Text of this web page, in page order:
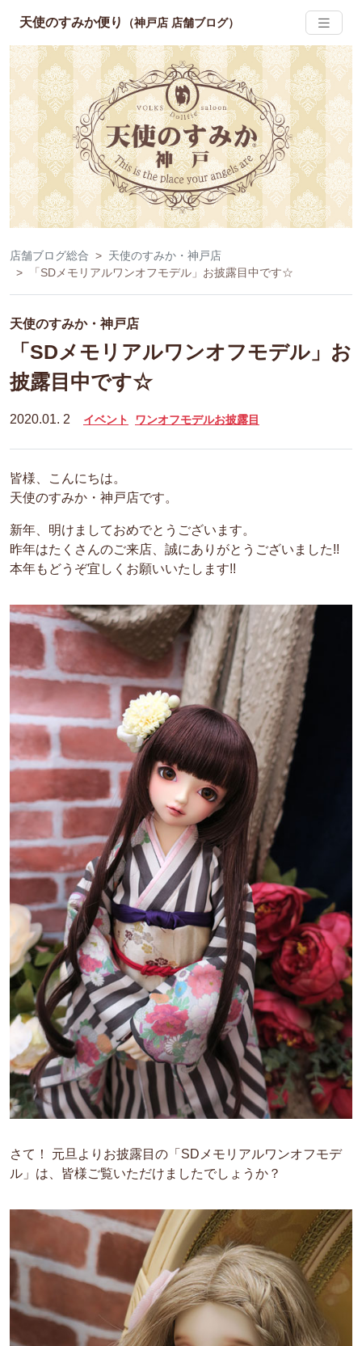
天使のすみか便り （神戸店 店舗ブログ）
店舗ブログ総合
天使のすみか・神戸店
「SDメモリアルワンオフモデル」お披露目中です☆
天使のすみか・神戸店
「SDメモリアルワンオフモデル」お
披露目中です☆
2020.01. 2 イベント ワンオフモデルお披露目
皆様、こんにちは。
天使のすみか・神戸店です。
新年、明けましておめでとうございます。
昨年はたくさんのご来店、誠にありがとうございました!!
本年もどうぞ宜しくお願いいたします!!
さて！ 元旦よりお披露目の「SDメモリアルワンオフモデ
ル」は、皆様ご覧いただけましたでしょうか？